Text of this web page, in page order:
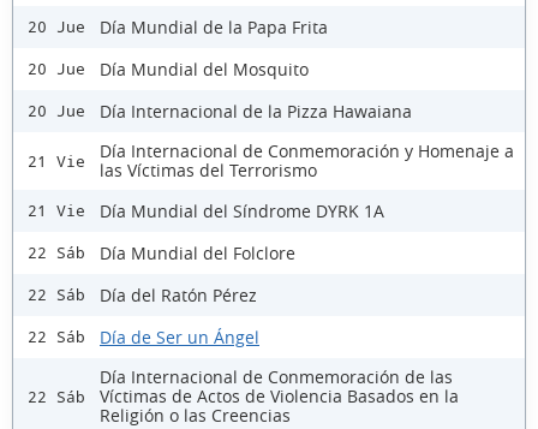
20 Jue Día Mundial de la Papa Frita
20 Jue Día Mundial del Mosquito
20 Jue Día Internacional de la Pizza Hawaiana
21 Vie
Día Internacional de Conmemoración y Homenaje a
las Víctimas del Terrorismo
21 Vie Día Mundial del Síndrome DYRK 1A
22 Sáb Día Mundial del Folclore
22 Sáb Día del Ratón Pérez
22 Sáb Día de Ser un Ángel
22 Sáb
Día Internacional de Conmemoración de las
Víctimas de Actos de Violencia Basados en la
Religión o las Creencias